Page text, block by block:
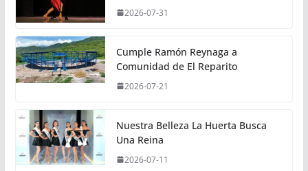
2026-07-31
Cumple Ramón Reynaga a
Comunidad de El Reparito
2026-07-21
Nuestra Belleza La Huerta Busca
Una Reina
2026-07-11